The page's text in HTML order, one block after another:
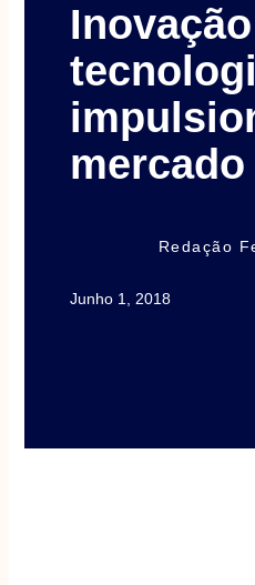
Redação
Junho 1, 2018